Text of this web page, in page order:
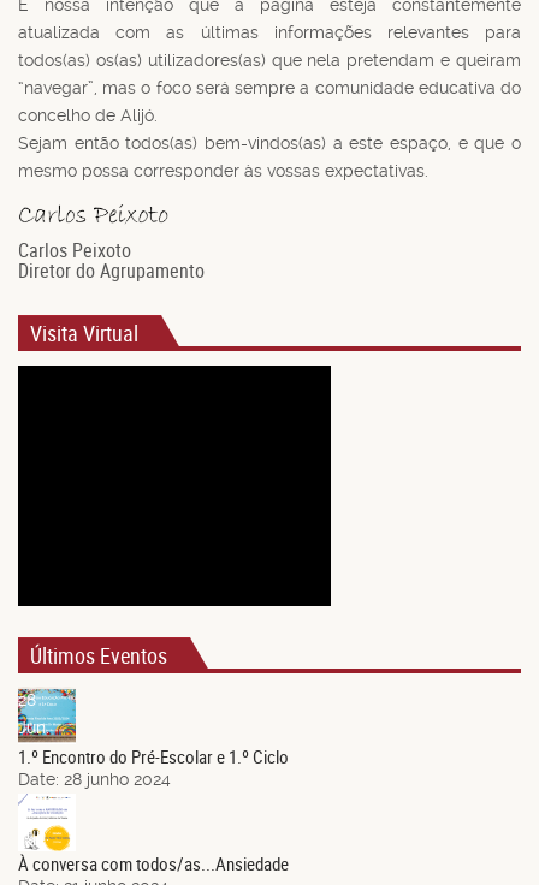
É nossa intenção que a página esteja constantemente
atualizada com as últimas informações relevantes para
todos(as) os(as) utilizadores(as) que nela pretendam e queiram
“navegar”, mas o foco será sempre a comunidade educativa do
concelho de Alijó.
Sejam então todos(as) bem-vindos(as) a este espaço, e que o
mesmo possa corresponder às vossas expectativas.
Carlos Peixoto
Diretor do Agrupamento
Visita Virtual
Últimos Eventos
28
Jun.
1.º Encontro do Pré-Escolar e 1.º Ciclo
Date: 28 junho 2024
21
Jun.
À conversa com todos/as...Ansiedade